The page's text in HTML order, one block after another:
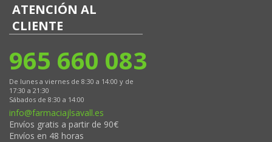
ATENCIÓN AL
CLIENTE
965 660 083
De lunes a viernes de 8:30 a 14:00 y de
17:30 a 21:30
Sábados de 8:30 a 14:00
info@farmaciajlsavall.es
Envíos gratis a partir de 90€
Envíos en 48 horas